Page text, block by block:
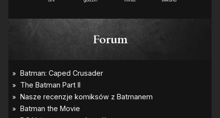
Forum